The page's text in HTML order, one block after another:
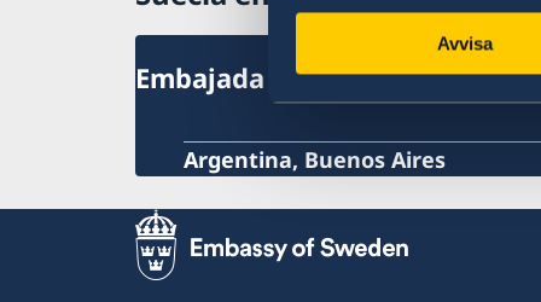
Avvisa
Embajada de Suecia
Argentina, Buenos Aires